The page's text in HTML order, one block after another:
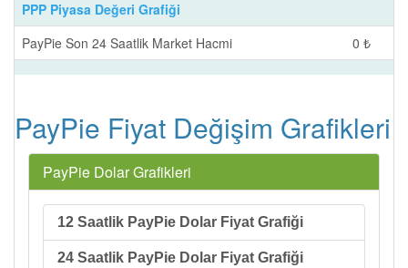
PPP Piyasa Değeri Grafiği
PayPie Son 24 Saatlik Market Hacmi
0 ₺
PayPie Fiyat Değişim Grafikleri
PayPie Dolar Grafikleri
12 Saatlik PayPie Dolar Fiyat Grafiği
24 Saatlik PayPie Dolar Fiyat Grafiği